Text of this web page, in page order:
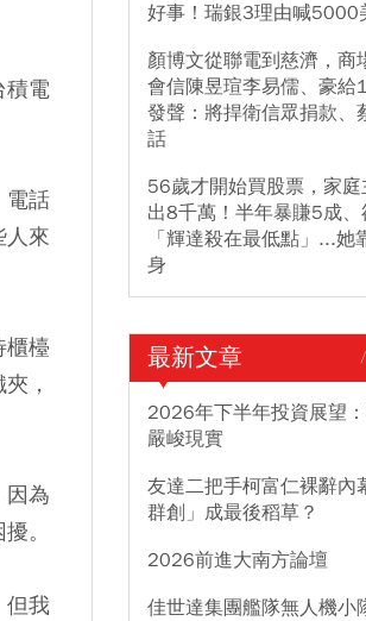
積電
電話
人來
櫃檯
，
因為
。
但我
好事！瑞銀3理由喊5000
顏博文從聯電到慈濟，商
會信陳昱瑄李易儒、豪給
發聲：將捍衛信眾捐款、
話
56歲才開始買股票，家
出8千萬！半年暴賺5成、
「輝達殺在最低點」...她
身
最新文章
2026年下半年投資展望
嚴峻現實
友達二把手柯富仁裸辭內
群創」成最後稻草？
2026前進大南方論壇
佳世達集團艦隊無人機小